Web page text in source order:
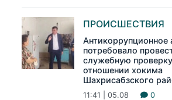
ПРОИСШЕСТВИЯ
Антикоррупционное
потребовало
служебную
отношении хокима
Шахрисабзского
11:41 | 05.08 0